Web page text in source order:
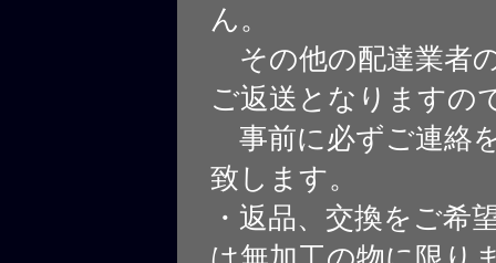
ん。
その他の配達業者
ご返送となりますの
事前に必ずご連絡
致します。
・返品、交換をご希